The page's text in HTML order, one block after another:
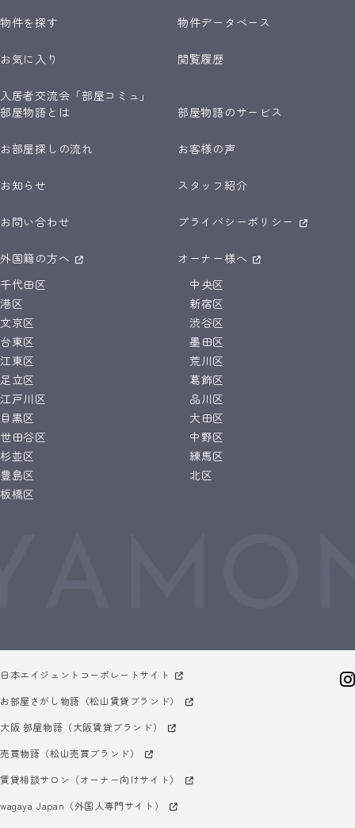
物件を探す 物件データベース
お気に入り 閲覧履歴
入居者交流会「部屋コミュ」
部屋物語とは
部屋物語のサービス
お部屋探しの流れ お客様の声
お知らせ スタッフ紹介
お問い合わせ プライバシーポリシー
外国籍の方へ
オーナー様へ
千代田区
中央区
港区
新宿区
文京区
渋谷区
台東区
墨田区
江東区
荒川区
足立区
葛飾区
江戸川区
品川区
目黒区
大田区
世田谷区
中野区
杉並区
練馬区
豊島区
北区
板橋区
日本エイジェントコーポレートサイト
お部屋さがし物語（松山賃貸ブランド）
大阪 部屋物語（大阪賃貸ブランド）
売買物語（松山売買ブランド）
賃貸相談サロン（オーナー向けサイト）
wagaya Japan（外国人専門サイト）